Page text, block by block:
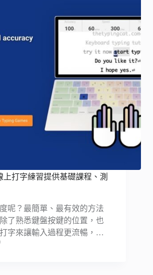
上打字練習提供基礎課程、測
呢？最簡單、最有效的方法
了熟悉鍵盤按鍵的位置，也
字來讓輸入過程更流暢，…